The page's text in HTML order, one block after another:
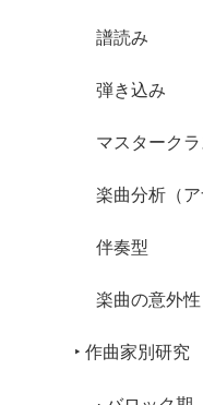
譜読み
弾き込み
マスターク
楽曲分析（
伴奏型
楽曲の意外性
‣ 作曲家別研究